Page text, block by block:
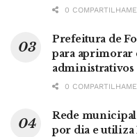
0
Prefeitura de
para aprimorar
administrativos
0
Rede municipal
por dia e utiliza